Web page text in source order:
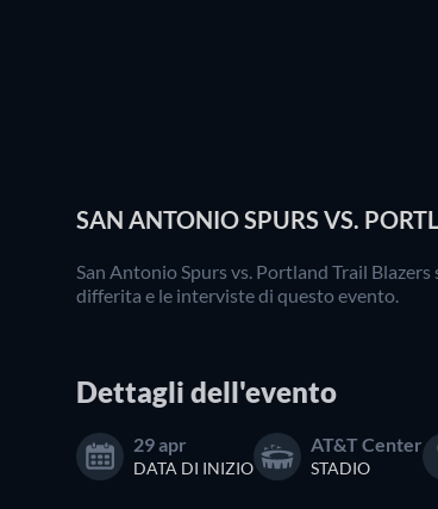
SAN ANTONIO SPURS VS.
San Antonio Spurs vs. Portland Trail
differita e le interviste di questo evento.
Dettagli dell'evento
29 apr
DATA DI INIZIO
AT&T Center
STADIO